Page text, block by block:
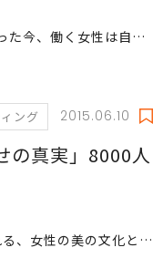
「2030」により「女性管理職」特需となった今、働く女性は自身のキャリア形成をより真摯に考える必要がある。成功の方程式をフロントランナーに学ぶ。
ング 2015.06.10
の真実」8000人
創業者エスティ・ローダーから受け継がれる、女性の美の文化と経営術に迫る。